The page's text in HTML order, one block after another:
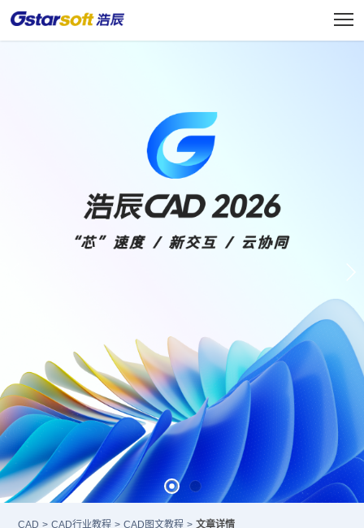
CAD > CAD行业教程 > CAD图文教程 > 文章详情